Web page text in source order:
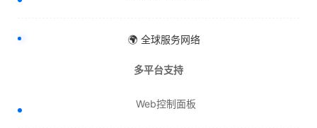
🌍 全球服务网络
多平台支持
Web控制面板